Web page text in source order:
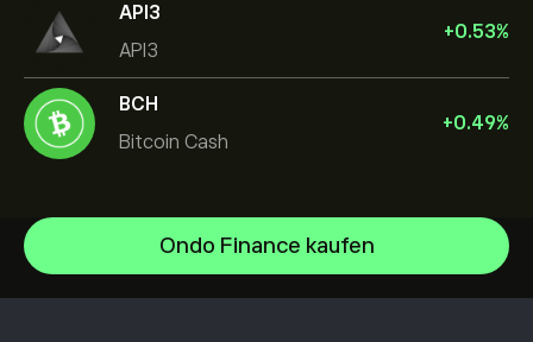
API3
API3
+0.53%
BCH
Bitcoin Cash
+0.49%
Ondo Finance kaufen
Bitcoin
Hilfezentrum